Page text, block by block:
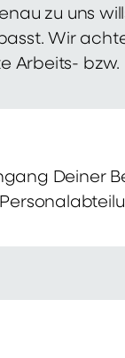
zu uns
Wir
Arbeits-
Deiner